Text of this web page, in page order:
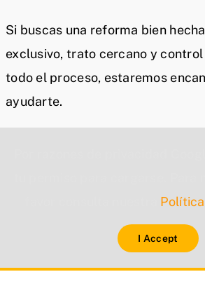
Si buscas una reforma bien
exclusivo, trato cercano y
todo el proceso, estaremos
ayudarte.
I Accept